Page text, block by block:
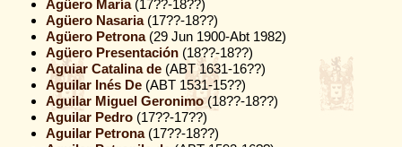
Agüero María(17??-18??)
Agüero Nasaria(17??-18??)
Agüero Petrona(29 Jun 1900-Abt 1982)
Agüero Presentación (18??-18??)
Aguiar Catalina de (ABT 1631-16??)
Aguilar Inés De (ABT 1531-15??)
Aguilar Miguel Geronimo(18??-18??)
Aguilar Pedro (17??-17??)
Aguilar Petrona(17??-18??)